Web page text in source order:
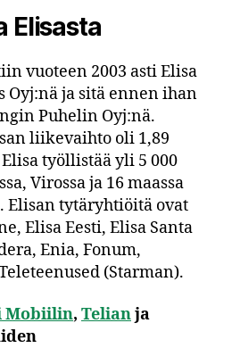
Elisasta
vuoteen 2003 asti Elisa
Oyj:nä ja sitä ennen ihan
Puhelin Oyj:nä.
liikevaihto oli 1,89
työllistää yli 5 000
Virossa ja 16 maassa
Elisan tytäryhtiöitä ovat
Elisa Eesti, Elisa Santa
Enia, Fonum,
(Starman).
Mobiilin, Telianja